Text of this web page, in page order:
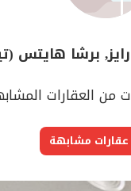
برشا هايتس
من العقارات
مشابهة